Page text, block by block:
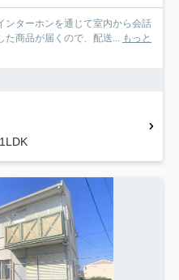
ンターホンを通じて室内から会話
商品が届くので、配送...
もっと